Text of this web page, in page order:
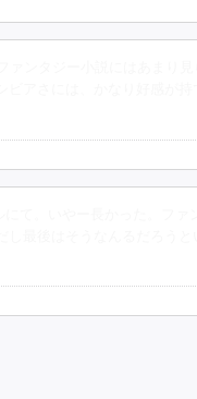
ビアさには、かなり好感が
し最後はそうなんるだろう